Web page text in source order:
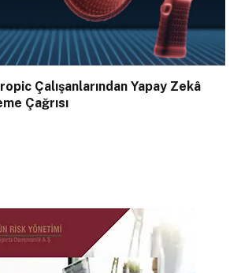
Çalışanlarından Yapay Zekâ
Çağrısı